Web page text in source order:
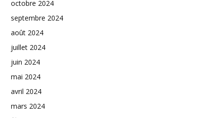
octobre 2024
septembre 2024
août 2024
juillet 2024
juin 2024
mai 2024
avril 2024
mars 2024